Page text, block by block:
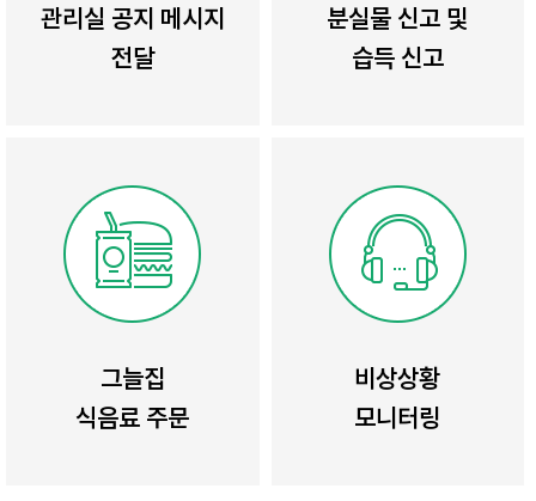
관리실 공지 메시지
전달
분실물 신고 및
습득 신고
그늘집
식음료 주문
비상상황
모니터링